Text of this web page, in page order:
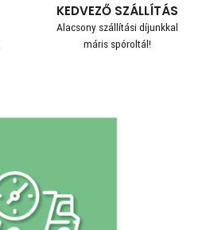
KEDVEZŐ SZÁLLÍTÁS
Alacsony szállítási díjunkkal
máris spóroltál!